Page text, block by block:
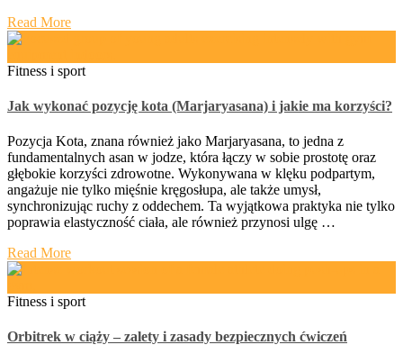
Read More
Fitness i sport
Jak wykonać pozycję kota (Marjaryasana) i jakie ma korzyści?
Pozycja Kota, znana również jako Marjaryasana, to jedna z
fundamentalnych asan w jodze, która łączy w sobie prostotę oraz
głębokie korzyści zdrowotne. Wykonywana w klęku podpartym,
angażuje nie tylko mięśnie kręgosłupa, ale także umysł,
synchronizując ruchy z oddechem. Ta wyjątkowa praktyka nie tylko
poprawia elastyczność ciała, ale również przynosi ulgę …
Read More
Fitness i sport
Orbitrek w ciąży – zalety i zasady bezpiecznych ćwiczeń